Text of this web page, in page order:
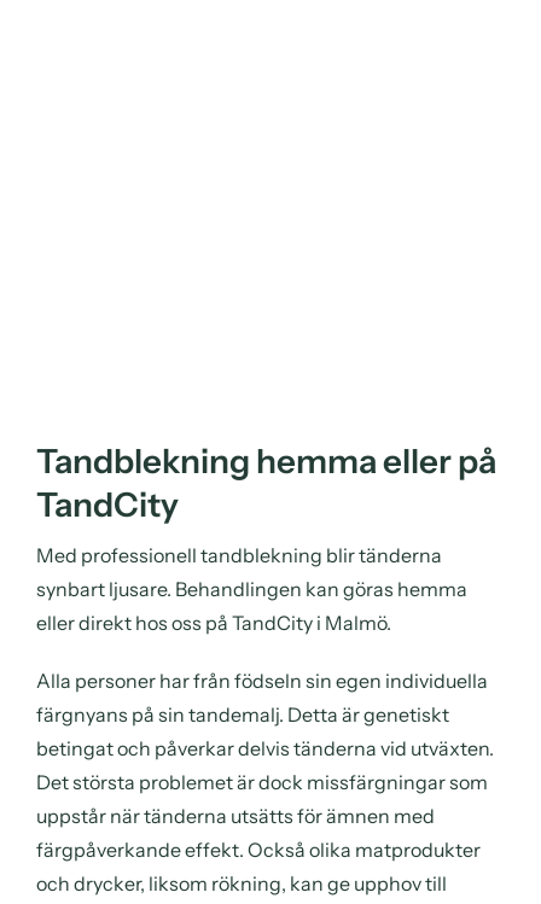
Tandblekning hemma eller på
TandCity
Med professionell tandblekning blir tänderna
synbart ljusare. Behandlingen kan göras hemma
eller direkt hos oss på TandCity i Malmö.
Alla personer har från födseln sin egen individuella
färgnyans på sin tandemalj. Detta är genetiskt
betingat och påverkar delvis tänderna vid utväxten.
Det största problemet är dock missfärgningar som
uppstår när tänderna utsätts för ämnen med
färgpåverkande effekt. Också olika matprodukter
och drycker, liksom rökning, kan ge upphov till